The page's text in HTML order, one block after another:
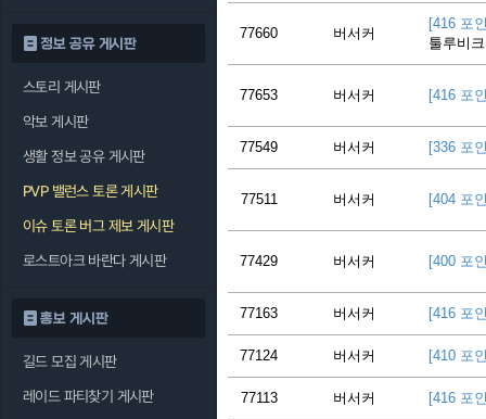
정보 공유 게시판
스토리 게시판
악보 게시판
생활 정보 공유 게시판
PVP 밸런스 토론 게시판
이슈 토론 버그 제보 게시판
로스트아크 바란다 게시판
홍보 게시판
길드 모집 게시판
레이드 파티찾기 게시판
77660 버서커
[416 포
툴루비
77653 버서커 [416 포
77549 버서커 [336 포
77511 버서커 [404 포
77429 버서커 [400 포
77163 버서커 [416 포
77124 버서커 [410 포
77113 버서커 [416 포